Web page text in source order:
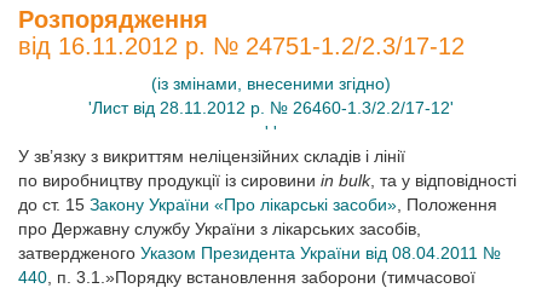
Розпорядження
від 16.11.2012 р. № 24751-1.2/2.3/17-12
(із змінами, внесеними згідно)
'Лист від 28.11.2012 р. № 26460-1.3/2.2/17-12'
' '
У зв’язку з викриттям неліцензійних складів і лінії
по виробництву продукції із сировини in bulk, та у відповідності
до ст. 15 Закону України «Про лікарські засоби» , Положення
про Державну службу України з лікарських засобів,
затвердженого Указом Президента України від 08.04.2011 №
440 , п. 3.1.»Порядку встановлення заборони (тимчасової